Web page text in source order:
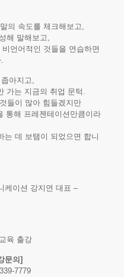
의 속도를 체크해보고,
해 말해보고,
언어적인 것들을 연습하면
아지고,
가는 지금의 취업 문턱.
들이 많아 힘들겠지만
통해 프레젠테이션만큼이라
는 데 보탬이 되었으면 합니
케이션 강지연 대표 –
육 출강
문의]
7779